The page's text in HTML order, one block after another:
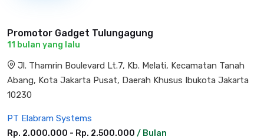
Promotor Gadget Tulungagung
11 bulan yang lalu
Jl. Thamrin Boulevard Lt.7, Kb. Melati, Kecamatan Tanah
Abang, Kota Jakarta Pusat, Daerah Khusus Ibukota Jakarta
10230
PT Elabram Systems
Rp. 2.000.000 - Rp. 2.500.000 / Bulan